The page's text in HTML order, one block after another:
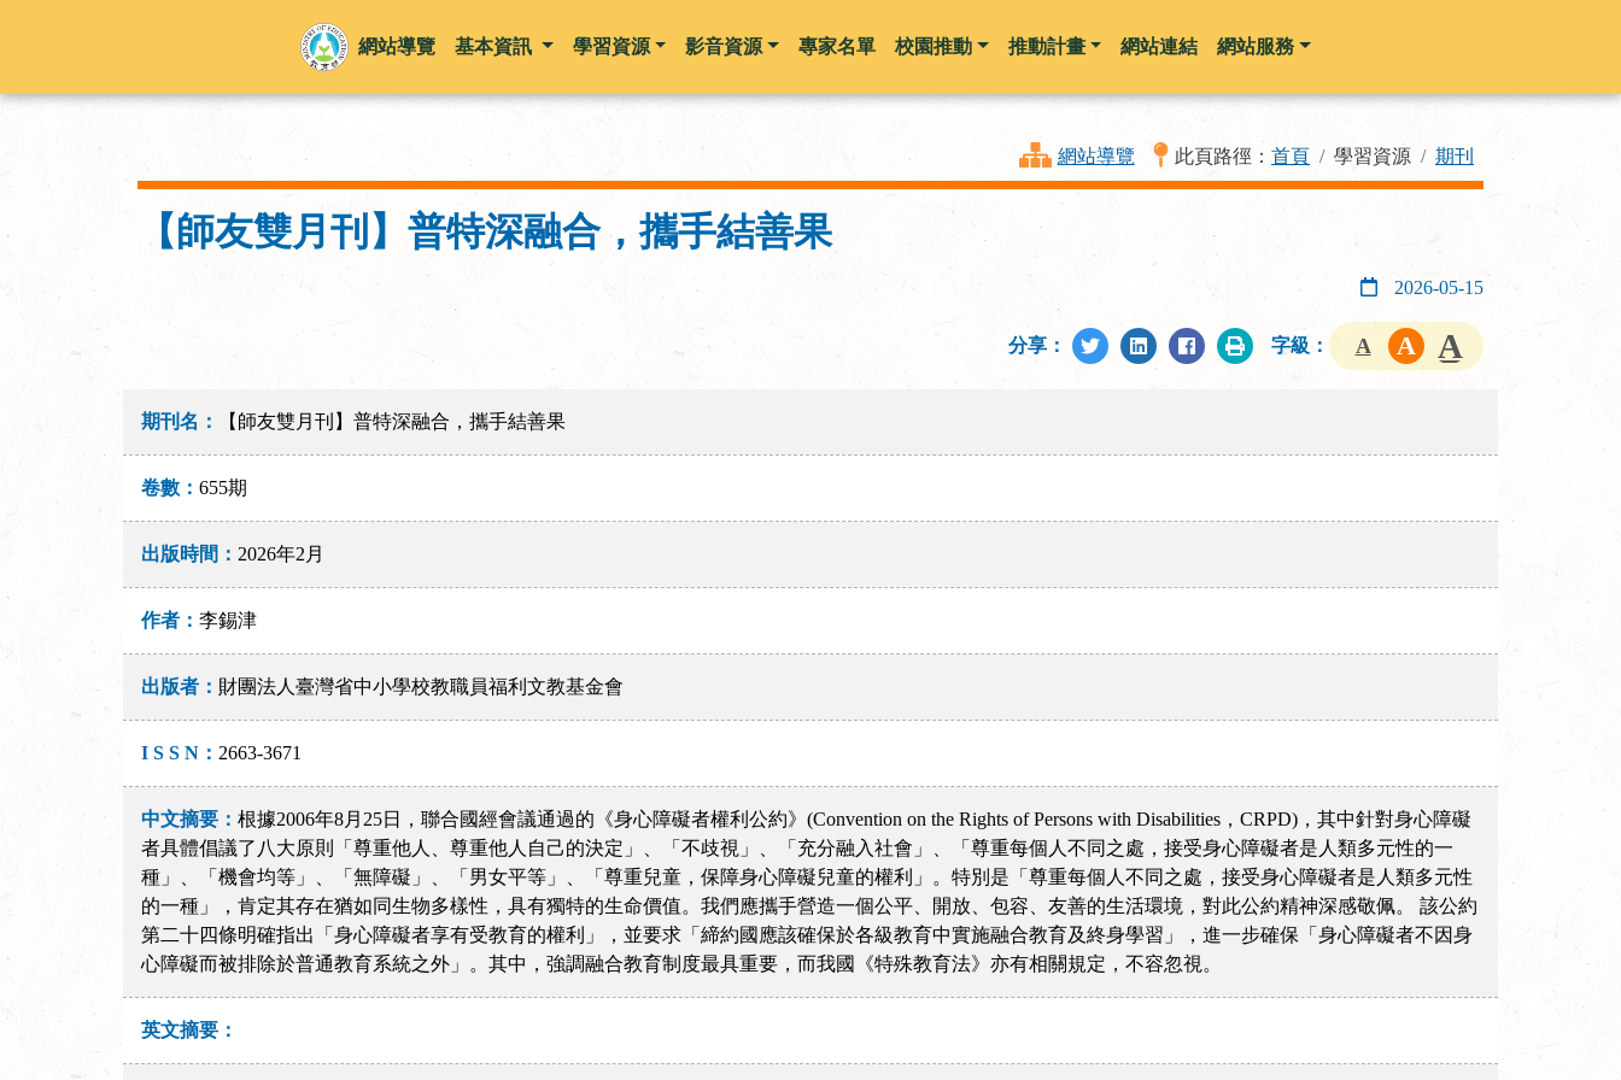
跳到主要內容
網站導覽 基本資訊 學習資源 影音資源 專家名單 校園推動 推動計畫 網站連結 網站服務
網站導覽 此頁路徑： 首頁 學習資源 期刊
【師友雙月刊】普特深融合，攜手結善果
2026-05-15
分享： 字級：
期刊名： 【師友雙月刊】普特深融合，攜手結善果
卷數：655期
出版時間： 2026年2月
作者：李錫津
出版者： 財團法人臺灣省中小學校教職員福利文教基金會
I S S N： 2663-3671
中文摘要：根據2006年8月25日，聯合國經會議通過的《身心障礙者權利公約》(Convention on the Rights of Persons with Disabilities，CRPD)，其中針對身心障礙
者具體倡議了八大原則「尊重他人、尊重他人自己的決定」、「不歧視」、「充分融入社會」、「尊重每個人不同之處，接受身心障礙者是人類多元性的一
種」、「機會均等」、「無障礙」、「男女平等」、「尊重兒童，保障身心障礙兒童的權利」。特別是「尊重每個人不同之處，接受身心障礙者是人類多元性
的一種」，肯定其存在猶如同生物多樣性，具有獨特的生命價值。我們應攜手營造一個公平、開放、包容、友善的生活環境，對此公約精神深感敬佩。 該公約
第二十四條明確指出「身心障礙者享有受教育的權利」，並要求「締約國應該確保於各級教育中實施融合教育及終身學習」，進一步確保「身心障礙者不因身
心障礙而被排除於普通教育系統之外」。其中，強調融合教育制度最具重要，而我國《特殊教育法》亦有相關規定，不容忽視。
英文摘要：